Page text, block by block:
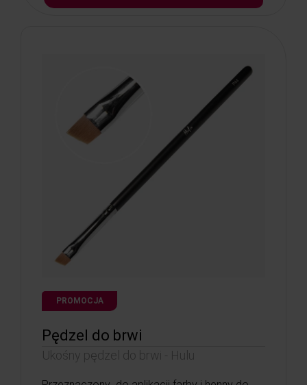
PROMOCJA
Pędzel do brwi
Ukośny pędzel do brwi - Hulu